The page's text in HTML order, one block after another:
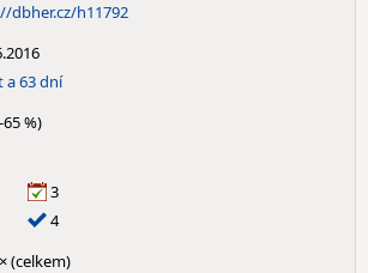
dbher.cz/h11792
a 63 dní
%)
3
4
(celkem)